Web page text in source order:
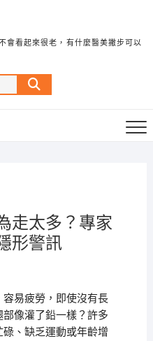
會看起來很老，有什麼醫美撇步可以
Search
…
走太多？專家
形警訊
易疲勞，即使沒有長
像灌了鉛一樣？許多
、缺乏運動或年齡增